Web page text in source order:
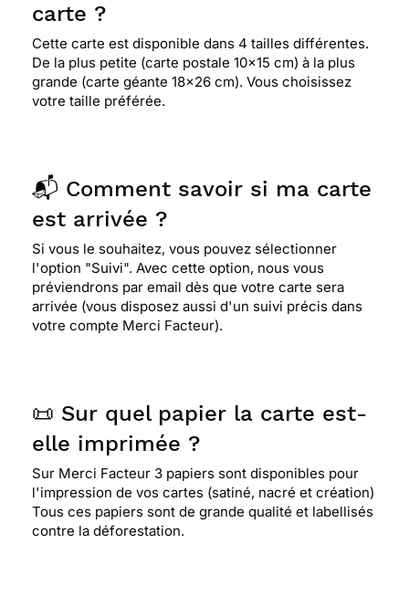
carte ?
Cette carte est disponible dans 4 tailles différentes.
De la plus petite (carte postale 10x15 cm) à la plus
grande (carte géante 18x26 cm). Vous choisissez
votre taille préférée.
📬 Comment savoir si ma carte
est arrivée ?
Si vous le souhaitez, vous pouvez sélectionner
l'option "Suivi". Avec cette option, nous vous
préviendrons par email dès que votre carte sera
arrivée (vous disposez aussi d'un suivi précis dans
votre compte Merci Facteur).
📜 Sur quel papier la carte est-
elle imprimée ?
Sur Merci Facteur 3 papiers sont disponibles pour
l'impression de vos cartes (satiné, nacré et création)
Tous ces papiers sont de grande qualité et labellisés
contre la déforestation.